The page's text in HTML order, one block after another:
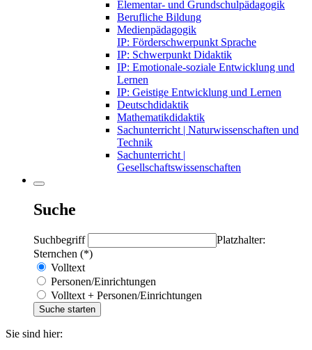
Elementar- und Grundschulpädagogik
Berufliche Bildung
Medienpädagogik
IP: Förderschwerpunkt Sprache
IP: Schwerpunkt Didaktik
IP: Emotionale-soziale Entwicklung und
Lernen
IP: Geistige Entwicklung und Lernen
Deutschdidaktik
Mathematikdidaktik
Sachunterricht | Naturwissenschaften und
Technik
Sachunterricht |
Gesellschaftswissenschaften
Suche
Suchbegriff
Platzhalter:
Sternchen (*)
Volltext
Personen/Einrichtungen
Volltext + Personen/Einrichtungen
Sie sind hier: